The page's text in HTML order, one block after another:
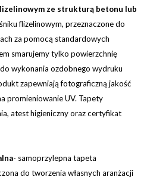
ze strukturą betonu lub
flizelinowym, przeznaczone do
za pomocą standardowych
smarujemy tylko powierzchnię
wykonania ozdobnego wydruku
zapewniają fotograficzną jakość
promieniowanie UV. Tapety
atest higieniczny oraz certyfikat
- samoprzylepna tapeta
do tworzenia własnych aranżacji